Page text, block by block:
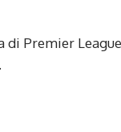
Premier